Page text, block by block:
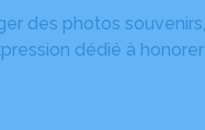
des photos
dédié à